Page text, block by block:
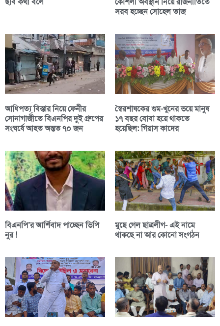
সরব হচ্ছেন সোহেল তাজ
আধিপত্য্ বিস্তার নিয়ে ফেনীর
সোনাগাজীতে বিএনপির দুই গ্রুপের
সংঘর্ষে আহত অন্তত ৭০ জন
স্বৈরশাষকের গুম-খুনের ভয়ে মানুষ
১৭ বছর বোবা হয়ে থাকতে
হয়েছিল: গিয়াস কাদের
বিএনপি’র আর্শিবাদ পাচ্ছেন ভিপি
নুর !
মুছে গেল ছাত্রলীগ- এই নামে
থাকছে না আর কোনো সংগঠন